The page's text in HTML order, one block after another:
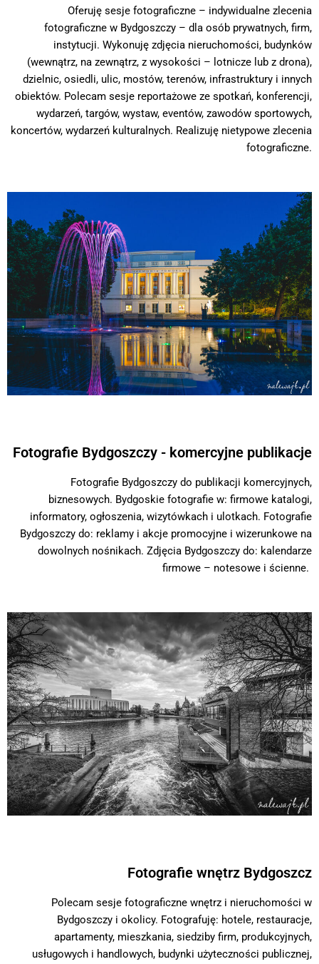
Oferuję sesje fotograficzne – indywidualne zlecenia
fotograficzne w Bydgoszczy – dla osób prywatnych, firm,
instytucji. Wykonuję zdjęcia nieruchomości, budynków
(wewnątrz, na zewnątrz, z wysokości – lotnicze lub z drona),
dzielnic, osiedli, ulic, mostów, terenów, infrastruktury i innych
obiektów. Polecam sesje reportażowe ze spotkań, konferencji,
wydarzeń, targów, wystaw, eventów, zawodów sportowych,
koncertów, wydarzeń kulturalnych. Realizuję nietypowe zlecenia
fotograficzne.
Fotografie Bydgoszczy - komercyjne publikacje
Fotografie Bydgoszczy do publikacji komercyjnych,
biznesowych. Bydgoskie fotografie w: firmowe katalogi,
informatory, ogłoszenia, wizytówkach i ulotkach. Fotografie
Bydgoszczy do: reklamy i akcje promocyjne i wizerunkowe na
dowolnych nośnikach. Zdjęcia Bydgoszczy do: kalendarze
firmowe – notesowe i ścienne.
Fotografie wnętrz Bydgoszcz
Polecam sesje fotograficzne wnętrz i nieruchomości w
Bydgoszczy i okolicy. Fotografuję: hotele, restauracje,
apartamenty, mieszkania, siedziby firm, produkcyjnych,
usługowych i handlowych, budynki użyteczności publicznej,